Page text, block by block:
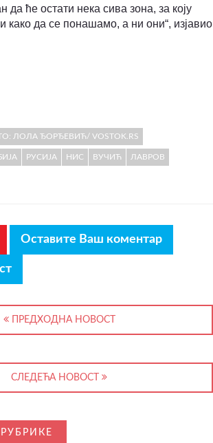
да ће остати нека сива зона, за коју
како да се понашамо, а ни они“, изјавио
ЛОЛА ЂОРЂЕВИЋ/ VOSTOK.RS
РУСИЈА НИС ВУЧИЋ ЛАВРОВ
Оставите Ваш коментар
ПРЕДХОДНА НОВОСТ
СЛЕДЕЋА НОВОСТ